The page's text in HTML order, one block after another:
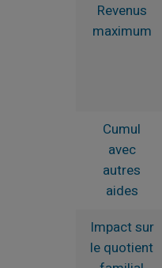
Revenus
maximum
Cumul
avec
autres
aides
Impact sur
le quotient